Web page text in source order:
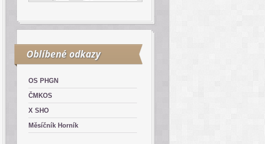
Oblíbené odkazy
OS PHGN
ČMKOS
X SHO
Měsíčník Horník